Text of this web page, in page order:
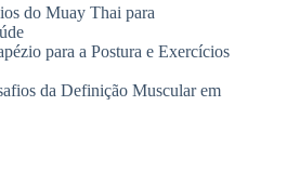
do Muay Thai para
para a Postura e Exercícios
da Definição Muscular em